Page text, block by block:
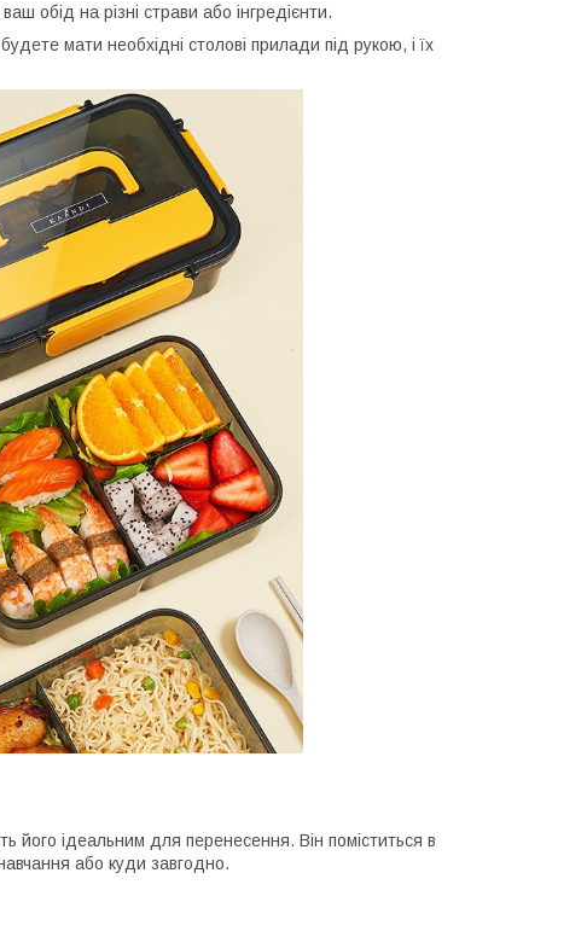
обід на різні страви або інгредієнти.
мати необхідні столові прилади під рукою, і їх
його ідеальним для перенесення. Він поміститься в
або куди завгодно.